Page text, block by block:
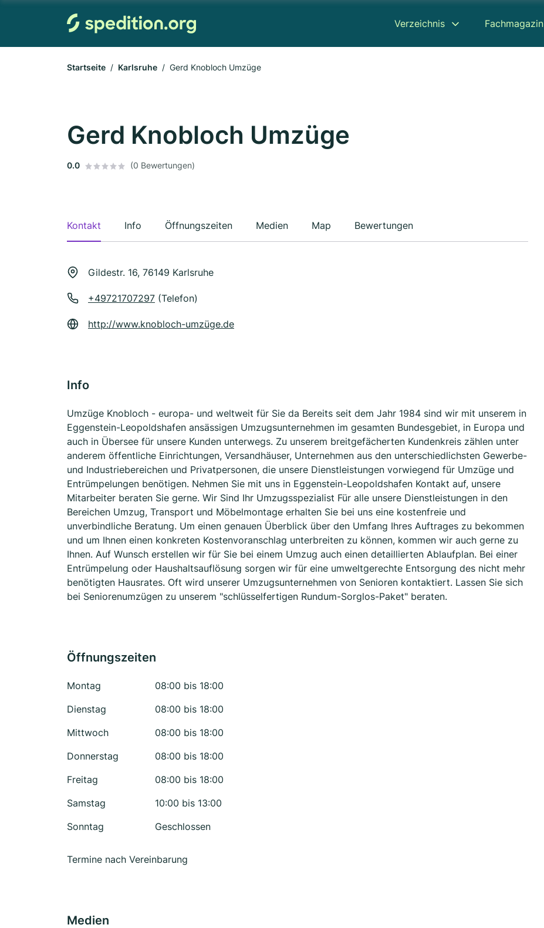
Verzeichnis Fachmagazin
Startseite Karlsruhe Gerd Knobloch Umzüge
Gerd Knobloch Umzüge
0.0 (0 Bewertungen)
Kontakt Info Öffnungszeiten Medien Map Bewertungen
Gildestr. 16, 76149 Karlsruhe
+49721707297 (Telefon)
http://www.knobloch-umzüge.de
Info
Umzüge Knobloch - europa- und weltweit für Sie da Bereits seit dem Jahr 1984 sind wir mit unserem in
Eggenstein-Leopoldshafen ansässigen Umzugsunternehmen im gesamten Bundesgebiet, in Europa und
auch in Übersee für unsere Kunden unterwegs. Zu unserem breitgefächerten Kundenkreis zählen unter
anderem öffentliche Einrichtungen, Versandhäuser, Unternehmen aus den unterschiedlichsten Gewerbe-
und Industriebereichen und Privatpersonen, die unsere Dienstleistungen vorwiegend für Umzüge und
Entrümpelungen benötigen. Nehmen Sie mit uns in Eggenstein-Leopoldshafen Kontakt auf, unsere
Mitarbeiter beraten Sie gerne. Wir Sind Ihr Umzugsspezialist Für alle unsere Dienstleistungen in den
Bereichen Umzug, Transport und Möbelmontage erhalten Sie bei uns eine kostenfreie und
unverbindliche Beratung. Um einen genauen Überblick über den Umfang Ihres Auftrages zu bekommen
und um Ihnen einen konkreten Kostenvoranschlag unterbreiten zu können, kommen wir auch gerne zu
Ihnen. Auf Wunsch erstellen wir für Sie bei einem Umzug auch einen detaillierten Ablaufplan. Bei einer
Entrümpelung oder Haushaltsauflösung sorgen wir für eine umweltgerechte Entsorgung des nicht mehr
benötigten Hausrates. Oft wird unserer Umzugsunternehmen von Senioren kontaktiert. Lassen Sie sich
bei Seniorenumzügen zu unserem "schlüsselfertigen Rundum-Sorglos-Paket" beraten.
Öffnungszeiten
Montag
08:00 bis 18:00
Dienstag
08:00 bis 18:00
Mittwoch
08:00 bis 18:00
Donnerstag
08:00 bis 18:00
Freitag
08:00 bis 18:00
Samstag
10:00 bis 13:00
Sonntag
Geschlossen
Termine nach Vereinbarung
Medien